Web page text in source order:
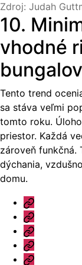
Zdroj: Judah
10.
vhodné
bungalov
Tento trend
sa stáva veľmi
tomto roku.
priestor. Každá
zároveň funkčná.
dýchania,
domu.
Úvod
Ponuka
Katalóg
Vzorový
dom
Informácie